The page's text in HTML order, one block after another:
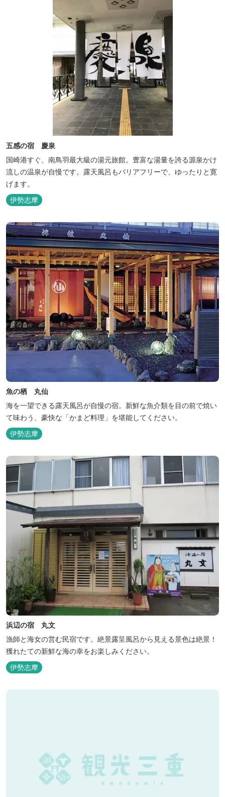
五感の宿 慶泉
国崎港すぐ、南鳥羽最大級の湯元旅館。豊富な湯量を誇る源泉かけ
流しの温泉が自慢です。露天風呂もバリアフリーで、ゆったりと寛
げます。
伊勢志摩
魚の栖 丸仙
海を一望できる露天風呂が自慢の宿。新鮮な魚介類を目の前で焼い
て味わう、豪快な「かまど料理」を堪能してください。
伊勢志摩
浜辺の宿 丸文
漁師と海女の営む民宿です。絶景露呈風呂から見える景色は絶景！
獲れたての新鮮な海の幸をお楽しみください。
伊勢志摩